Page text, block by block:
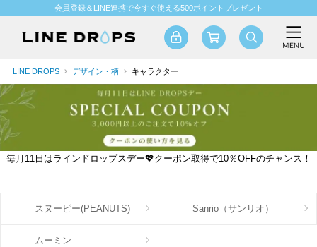
会員登録＆LINE連携で今すぐ使える500ポイントプレゼント
LINE DROPS デザイン・柄 キャラクター
毎月11日はラインドロップスデー💖クーポン取得で10％OFFのチャンス！
スヌーピー(PEANUTS) Sanrio（サンリオ）
ムーミン